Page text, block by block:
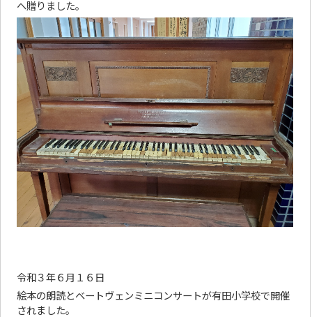
へ贈りました。
令和３年６月１６日
絵本の朗読とベートヴェンミニコンサートが有田小学校で開催
されました。